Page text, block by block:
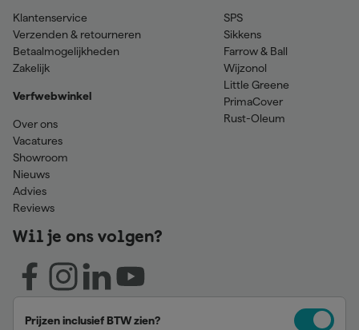
Klantenservice
Verzenden & retourneren
Betaalmogelijkheden
Zakelijk
Verfwebwinkel
Over ons
Vacatures
Showroom
Nieuws
Advies
Reviews
SPS
Sikkens
Farrow & Ball
Wijzonol
Little Greene
PrimaCover
Rust-Oleum
Wil je ons volgen?
Prijzen inclusief BTW zien?